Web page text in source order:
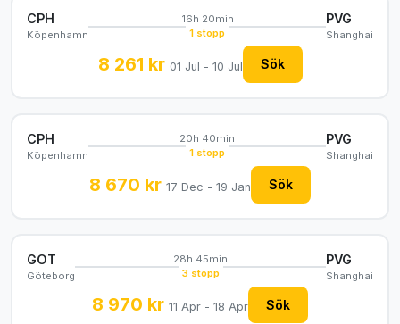
CPH
Köpenhamn
16h 20min
1 stopp
PVG
Shanghai
8 261 kr 01 Jul - 10 Jul Sök
CPH
Köpenhamn
20h 40min
1 stopp
PVG
Shanghai
8 670 kr 17 Dec - 19 Jan Sök
GOT
Göteborg
28h 45min
3 stopp
PVG
Shanghai
8 970 kr 11 Apr - 18 Apr Sök